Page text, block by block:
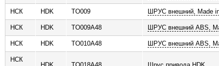
НСК HDK TO009 ШРУС внешний, Made
НСК HDK TO009A48 ШРУС внешний ABS,
НСК HDK TO010A48 ШРУС внешний ABS,
НСК
HDK TO018A48 Шрус привода HDK